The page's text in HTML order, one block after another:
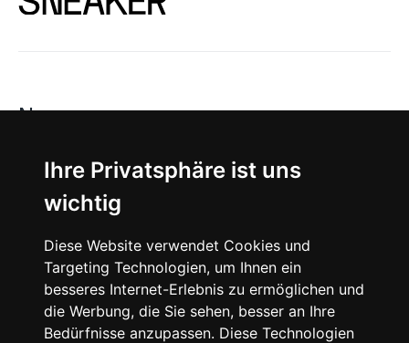
Ihre Privatsphäre ist uns
wichtig
Diese Website verwendet Cookies und
Targeting Technologien, um Ihnen ein
besseres Internet-Erlebnis zu ermöglichen und
die Werbung, die Sie sehen, besser an Ihre
Bedürfnisse anzupassen. Diese Technologien
News
About
Instagram
Facebook